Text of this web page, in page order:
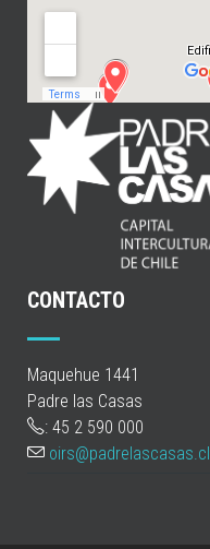
CONTACTO
Maquehue 1441
Padre las Casas
: 45 2 590 000
oirs@padrelascasas.cl